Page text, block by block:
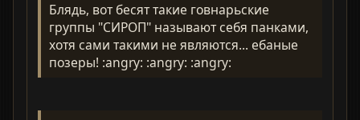
Блядь, вот бесят такие говнарьские
группы "СИРОП" называют себя панками,
хотя сами такими не являются... ебаные
позеры! :angry: :angry: :angry: